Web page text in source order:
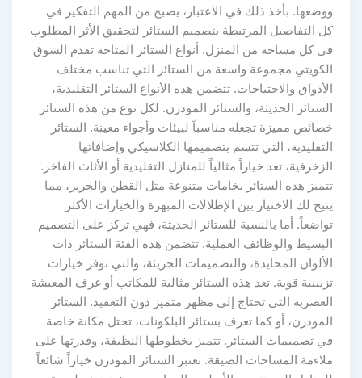
ووضعها. بأخذ ذلك في الاعتبار، يصبح من المهم التفكير في
كل التفاصيل المرتبطة بتصميم الستائر لتحقيق الأثر المطلوب
في كل مساحة من المنزل. أنواع الستائر المتاحة تقدم السوق
الكويتي مجموعة واسعة من الستائر التي تناسب مختلف
الأذواق والاحتياجات. تتضمن هذه الأنواع الستائر التقليدية،
الستائر الحديثة، والستائر المودرن. لكل نوع من هذه الستائر
خصائص مميزة تجعله مناسباً لبيئات وأجواء معينة. الستائر
التقليدية، التي تتسم بتصميمها الكلاسيكي وإضافاتها
الزخرفية، تعد خياراً مثالياً للمنازل التقليدية أو الأثاث الفاخر.
تتميز هذه الستائر بخامات متنوعة مثل القطن والحرير، مما
يتيح لك الاختيار بين الإطلالات المبهرة والخيارات الأكثر
تواضعاً. أما بالنسبة للستائر الحديثة، فهي تركز على التصميم
البسيط والوظائف العملية. تتضمن هذه الفئة الستائر ذات
الألوان المحايدة، والتصميمات الجريئة، والتي توفر خيارات
تزيينية قوية. تعد هذه الستائر مثالية للمكاتب أو غرف المعيشة
العصرية التي تحتاج إلى مظهر متميز دون التعقيد. الستائر
المودرن، أو كما تعرف بستائر البلكونات، تحتل مكانة خاصة
في تصميمات الستائر. تتميز بخطوطها النظيفة، وقدرتها على
ملاءمة المساحات الضيقة. تعتبر الستائر المودرن خياراً شائعاً